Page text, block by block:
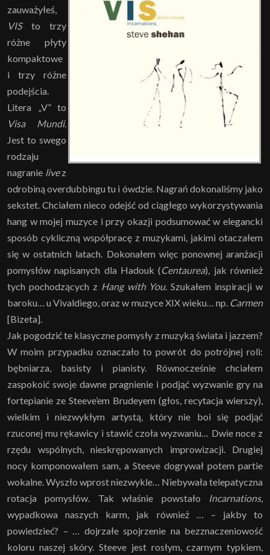
zauważyłeś,
VISto trzy
różne płyty
kompaktowe
i trzy różne
podejścia.
Litera „V” to
Visa Mundi.
Jest to swego
rodzaju
nagranie livez
odrobiną overdubbingu tu i ówdzie. Nagrań dokonaliśmy jako
sekstet. Chciałem nieco odejść od ciągłego wykorzystywania
hang w mojej muzyce i przy okazji podsumować w elegancki
sposób cykliczną współpracę z muzykami, jakimi otaczałem
się w ostatnich latach. Dokonałem więc ponownej aranżacji
pomysłów napisanych dla Hadouk (Centaurea), jak również
tych pochodzących z Hang with You. Szukałem inspiracji w
baroku… u Vivaldiego, oraz w muzyce XIX wieku… np. Carmen
[Bizeta].
Jak pogodzić te klasyczne pomysły z muzyką świata i jazzem?
W moim przypadku oznaczało to powrót do potrójnej roli:
bębniarza, basisty i pianisty. Równocześnie chciałem
zaspokoić swoje dawne pragnienie i podjąć wyzwanie gry na
fortepianie ze Steeve’em Brudeyem (głos, recytacja wierszy),
wielkim i niezwykłym artystą, który nie boi się podjąć
rzuconej mu rękawicy i stawić czoła wyzwaniu… Dwie noce z
rzędu wspólnych, nieskrępowanych improwizacji. Drugiej
nocy komponowałem sam, a Steeve dogrywał potem partie
wokalne. Wyszło wprost niezwykle… Niebywała telepatyczna
rotacja pomysłów. Tak właśnie powstało
Incarnations,
wypadkowa naszych karm, jak również … – jakby to
powiedzieć? – … dojrzałe spojrzenie na bezznaczeniowość
koloru naszej skóry. Steeve jest rosłym, czarnym typkiem,